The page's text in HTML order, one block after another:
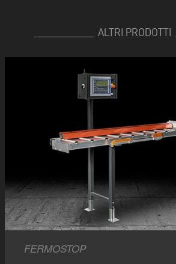
ALTRI PRODOTTI
FERMOSTOP